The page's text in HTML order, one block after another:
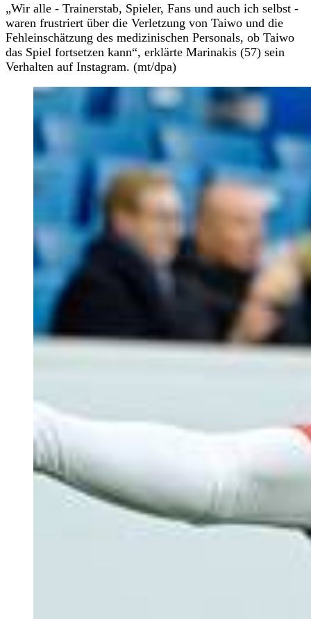
„Wir alle - Trainerstab, Spieler, Fans und auch ich selbst -
waren frustriert über die Verletzung von Taiwo und die
Fehleinschätzung des medizinischen Personals, ob Taiwo
das Spiel fortsetzen kann“, erklärte Marinakis (57) sein
Verhalten auf Instagram. (mt/dpa)